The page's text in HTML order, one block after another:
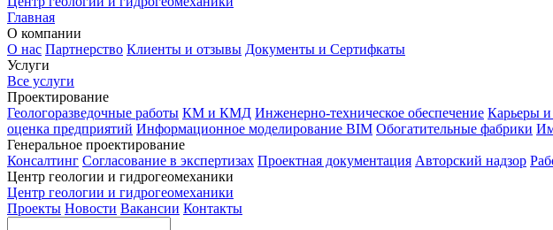
Главная
О компании
О нас Партнерство Клиенты и отзывы Документы и Сертифкаты
Услуги
Все услуги
Проектирование
Геологоразведочные работы КМ и КМД Инженерно-техническое обеспечение Карьеры и
оценка предприятий Информационное моделирование BIM Обогатительные фабрики
Генеральное проектирование
Консалтинг Согласование в экспертизах Проектная документация Авторский надзор
Центр геологии и гидрогеомеханики
Центр геологии и гидрогеомеханики
Проекты Новости Вакансии Контакты